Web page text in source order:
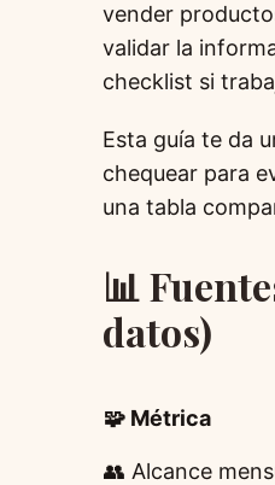
vender
validar la
checklist si
Esta guía te da
chequear para
una tabla
📊
datos)
🧩 Métrica
👥 Alcance